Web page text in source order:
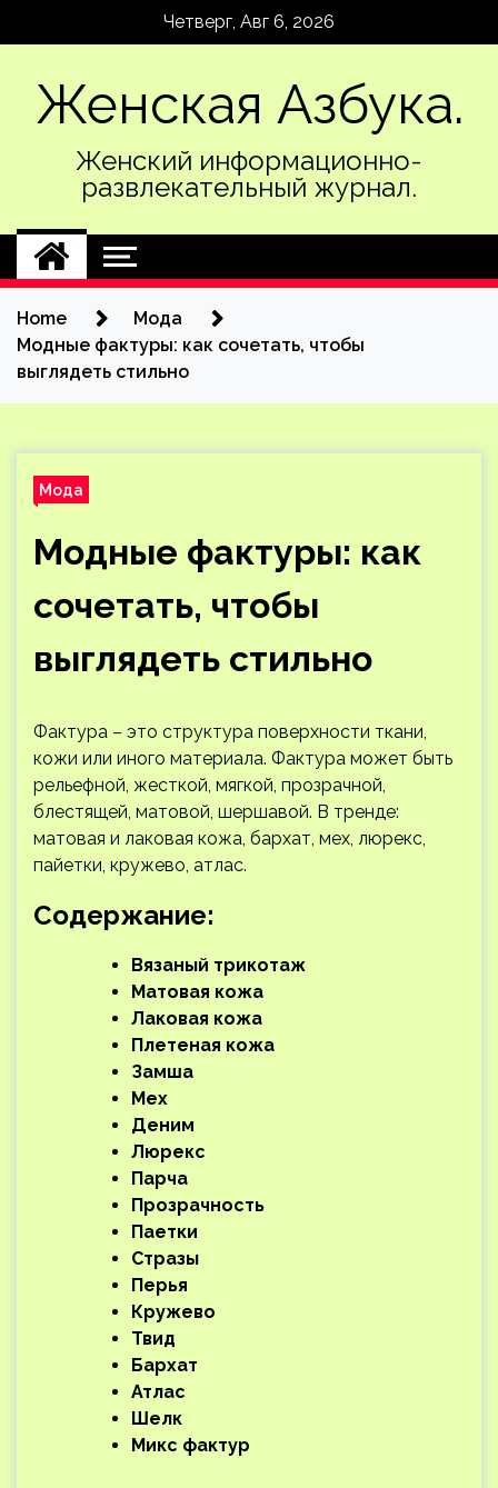
Четверг, Авг 6, 2026
Женская Азбука.
Женский информационно-
развлекательный журнал.
Home
Мода
Модные фактуры: как сочетать, чтобы
выглядеть стильно
Мода
Модные фактуры: как
сочетать, чтобы
выглядеть стильно
Фактура – это структура поверхности ткани,
кожи или иного материала. Фактура может быть
рельефной, жесткой, мягкой, прозрачной,
блестящей, матовой, шершавой. В тренде:
матовая и лаковая кожа, бархат, мех, люрекс,
пайетки, кружево, атлас.
Содержание:
Вязаный трикотаж
Матовая кожа
Лаковая кожа
Плетеная кожа
Замша
Мех
Деним
Люрекс
Парча
Прозрачность
Паетки
Стразы
Перья
Кружево
Твид
Бархат
Атлас
Шелк
Микс фактур